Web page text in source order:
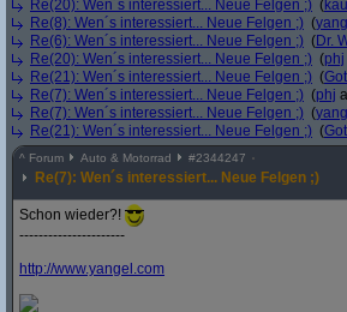
Re(20): Wen´s interessiert... Neue Felgen ;) (
Re(8): Wen´s interessiert... Neue Felgen ;) (
Re(6): Wen´s interessiert... Neue Felgen ;) (Dr.
Re(20): Wen´s interessiert... Neue Felgen ;) (phj
Re(21): Wen´s interessiert... Neue Felgen ;) (
Re(7): Wen´s interessiert... Neue Felgen ;) (phj
Re(7): Wen´s interessiert... Neue Felgen ;) (
Re(21): Wen´s interessiert... Neue Felgen ;) (
^ Forum Auto & Motorrad #2344247
Re(7): Wen´s interessiert... Neue Felgen ;)
Schon wieder?!
----------------------
http://www.yangel.com